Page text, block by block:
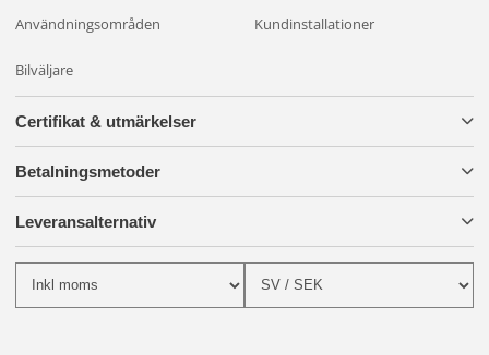
Användningsområden Kundinstallationer
Bilväljare
Certifikat & utmärkelser
Betalningsmetoder
Leveransalternativ